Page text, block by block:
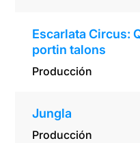
Escarlata Circus:
portin talons
Producción
Jungla
Producción